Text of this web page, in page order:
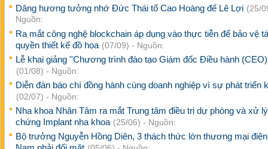
Dâng hương tưởng nhớ Đức Thái tổ Cao Hoàng đế Lê Lợi (25/
Nguồn:
Ra mắt công nghệ blockchain áp dụng vào thực tiễn để bảo vệ
quyền thiết kế đồ họa (07/09) - Nguồn:
Lễ khai giảng ''Chương trình đào tạo Giám đốc Điều hành
(01/08) - Nguồn:
Diễn đàn báo chí đồng hành cùng doanh nghiệp vì sự phát triển
(02/07) - Nguồn:
Nha khoa Nhân Tâm ra mắt Trung tâm điều trị dự phòng và xử
chứng Implant nha khoa (25/06) - Nguồn:
Bộ trưởng Nguyễn Hồng Diên, 3 thách thức lớn thương mại